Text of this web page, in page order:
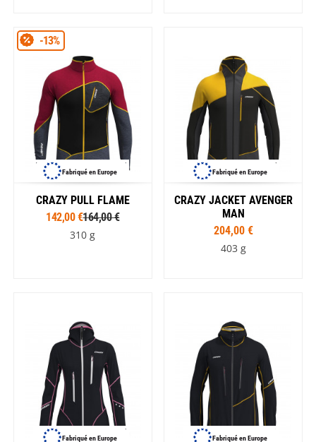
Fabriqué en Europe
CRAZY PULL FLAME
142,00 €164,00 €
-13%
310 g
Fabriqué en Europe
CRAZY JACKET AVENGER
MAN
204,00 €
403 g
Fabriqué en Europe Fabriqué en Europe